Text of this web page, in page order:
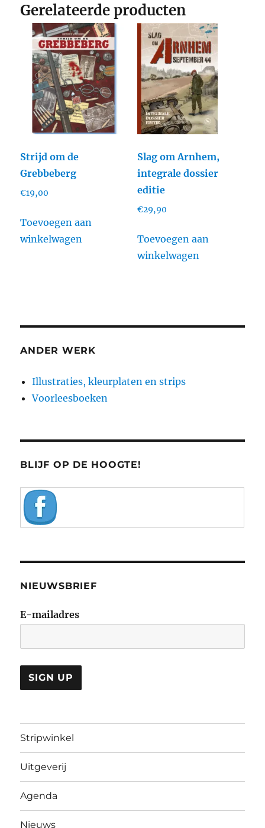
Gerelateerde producten
Strijd om de
Grebbeberg
€19,00
Toevoegen aan
winkelwagen
Slag om Arnhem,
integrale dossier
editie
€29,90
Toevoegen aan
winkelwagen
ANDER WERK
Illustraties, kleurplaten en strips
Voorleesboeken
BLIJF OP DE HOOGTE!
NIEUWSBRIEF
E-mailadres
Stripwinkel
Uitgeverij
Agenda
Nieuws